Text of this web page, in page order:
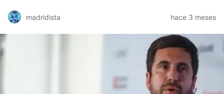
madridista hace 3 meses